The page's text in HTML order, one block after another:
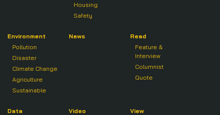
Housing
Safety
Environment
Pollution
Disaster
Climate Change
Agriculture
Sustainable
News
Read
Feature &
Interview
Columnist
Quote
Data
Video
View